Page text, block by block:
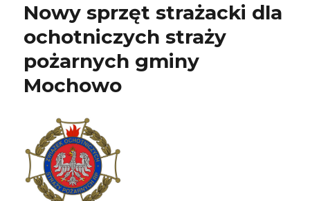
Nowy sprzęt strażacki dla
ochotniczych straży
pożarnych gminy
Mochowo